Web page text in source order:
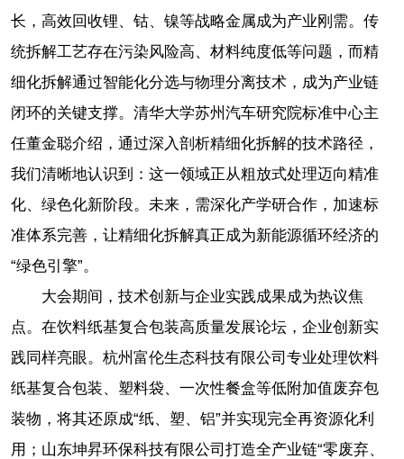
长，高效回收锂、钴、镍等战略金属成为产业刚需。传
统拆解工艺存在污染风险高、材料纯度低等问题，而精
细化拆解通过智能化分选与物理分离技术，成为产业链
闭环的关键支撑。清华大学苏州汽车研究院标准中心主
任董金聪介绍，通过深入剖析精细化拆解的技术路径，
我们清晰地认识到：这一领域正从粗放式处理迈向精准
化、绿色化新阶段。未来，需深化产学研合作，加速标
准体系完善，让精细化拆解真正成为新能源循环经济的
“绿色引擎”。
大会期间，技术创新与企业实践成果成为热议焦
点。在饮料纸基复合包装高质量发展论坛，企业创新实
践同样亮眼。杭州富伦生态科技有限公司专业处理饮料
纸基复合包装、塑料袋、一次性餐盒等低附加值废弃包
装物，将其还原成“纸、塑、铝”并实现完全再资源化利
用；山东坤昇环保科技有限公司打造全产业链“零废弃、